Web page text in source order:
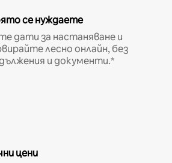
се нуждаете
дати за настаняване и
лесно онлайн, без
и документи.*
цени